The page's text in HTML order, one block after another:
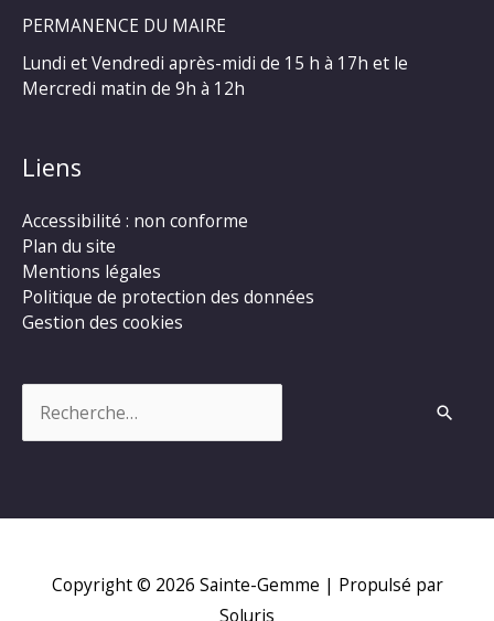
PERMANENCE DU MAIRE
Lundi et Vendredi après-midi de 15 h à 17h et le
Mercredi matin de 9h à 12h
Liens
Accessibilité : non conforme
Plan du site
Mentions légales
Politique de protection des données
Gestion des cookies
Copyright © 2026 Sainte-Gemme | Propulsé par
Soluris